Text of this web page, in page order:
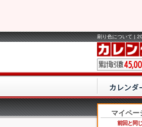
刷り色について |
マイペー
前回と同